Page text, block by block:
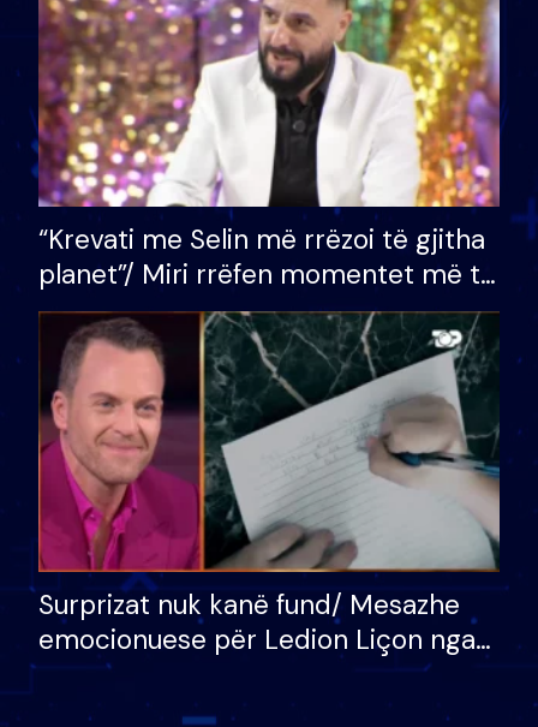
“Krevati me Selin më rrëzoi të gjitha
planet”/ Miri rrëfen momentet më të
bukura në shtëpinë e BB VIP: Do më
mungojë zilja e mëngjesit kur…
Surprizat nuk kanë fund/ Mesazhe
emocionuese për Ledion Liçon nga
nëna dhe fëmijët e tij, moderatori
nuk i mban dot lotët: Nuk meritoj…